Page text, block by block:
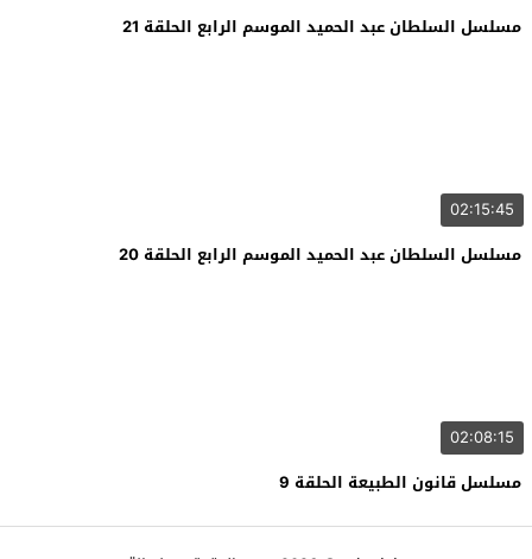
مسلسل السلطان عبد الحميد الموسم الرابع الحلقة 21
02:15:45
مسلسل السلطان عبد الحميد الموسم الرابع الحلقة 20
02:08:15
مسلسل قانون الطبيعة الحلقة 9